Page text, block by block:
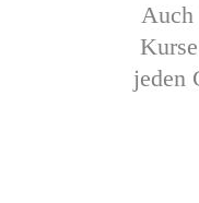
jeden